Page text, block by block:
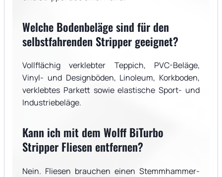
Welche Bodenbeläge sind für den
selbstfahrenden Stripper geeignet?
Vollflächig verklebter Teppich, PVC-Beläge,
Vinyl- und Designböden, Linoleum, Korkboden,
verklebtes Parkett sowie elastische Sport- und
Industriebeläge.
Kann ich mit dem Wolff BiTurbo
Stripper Fliesen entfernen?
Nein. Fliesen brauchen einen Stemmhammer-